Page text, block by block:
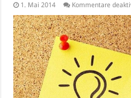
1. Mai 2014 Kommentare